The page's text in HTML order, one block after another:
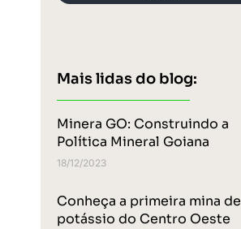
Mais lidas do blog:
Minera GO: Construindo a
Política Mineral Goiana
18/12/2023
Conheça a primeira mina de
potássio do Centro Oeste